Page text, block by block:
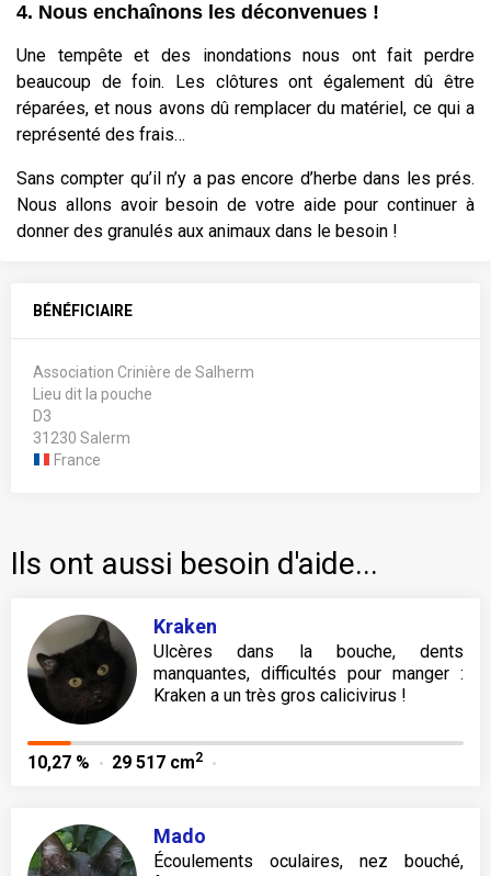
4. Nous enchaînons les déconvenues !
Une tempête et des inondations nous ont fait perdre
beaucoup de foin. Les clôtures ont également dû être
réparées, et nous avons dû remplacer du matériel, ce qui a
représenté des frais…
Sans compter qu’il n’y a pas encore d’herbe dans les prés.
Nous allons avoir besoin de votre aide pour continuer à
donner des granulés aux animaux dans le besoin !
BÉNÉFICIAIRE
Association Crinière de Salherm
Lieu dit la pouche
D3
31230 Salerm
France
Ils ont aussi besoin d'aide...
Kraken
Ulcères dans la bouche, dents
manquantes, difficultés pour manger :
Kraken a un très gros calicivirus !
10,27 % 29 517 cm2
Mado
Écoulements oculaires, nez bouché,